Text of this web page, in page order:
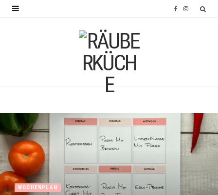
o
I
r
a
m
WOCHENPLAN